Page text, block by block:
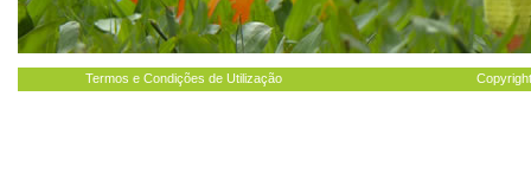
Termos e Condições de Utilização